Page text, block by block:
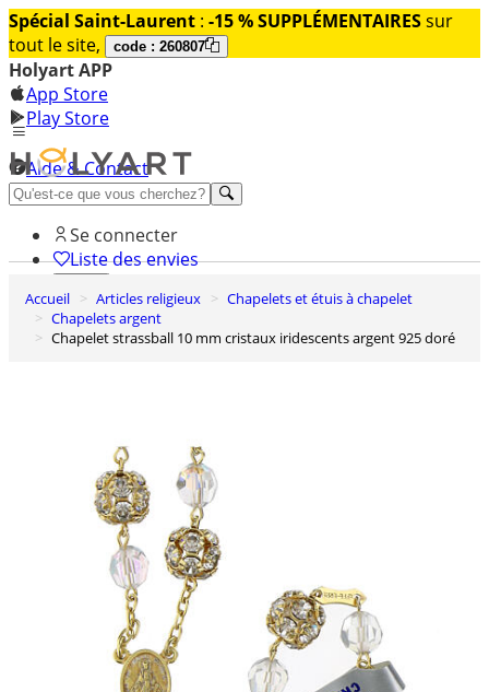
Spécial Saint-Laurent : -15 % SUPPLÉMENTAIRESsur
tout le site,
code : 260807
Holyart APP
App Store
Play Store
Aide & Contact
Découvrez Premium
Se connecter
Liste des envies
0
Panier
Accueil Articles religieux
Chapelets et étuis à chapelet
Chapelets argent
Chapelet strassball 10 mm cristaux iridescents argent 925 doré